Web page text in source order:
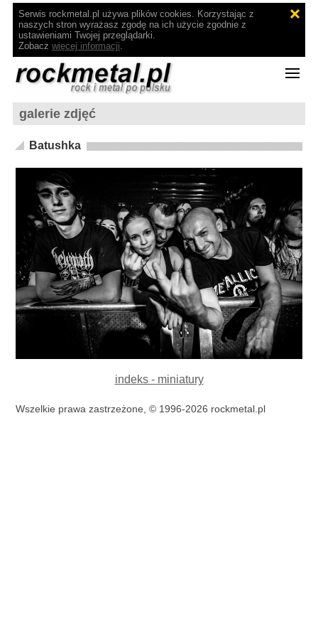
Serwis rockmetal.pl używa plików cookies. Korzystając z
naszych stron wyrażasz zgodę na ich użycie zgodnie z
ustawieniami Twojej przeglądarki.
Zobacz więcej informacji.
galerie zdjęć
Batushka
indeks - miniatury
Wszelkie prawa zastrzeżone, © 1996-2026 rockmetal.pl